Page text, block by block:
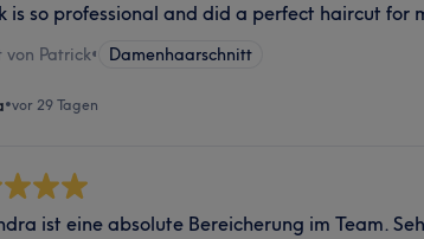
is so professional and did a perfect haircut for
von Patrick• Damenhaarschnitt
•vor 29 Tagen
ist eine absolute Bereicherung im Team.